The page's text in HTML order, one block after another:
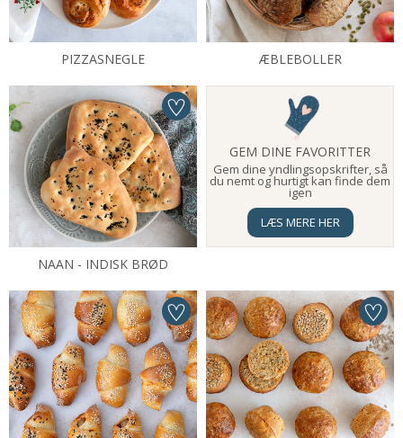
PIZZASNEGLE ÆBLEBOLLER
NAAN - INDISK BRØD
GEM DINE FAVORITTER
Gem dine yndlingsopskrifter, så
du nemt og hurtigt kan finde dem
igen
LÆS MERE HER